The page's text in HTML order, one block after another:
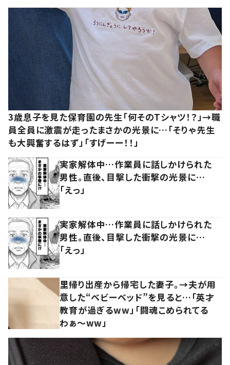
3歳息子を見た保育園の先生「何そのTシャツ！？」→職
員全員に激震が走ったまさかの光景に…「そりゃ先生
も大興奮するはず」「すげーー！！」
実家解体中…作業員に話しかけられた
男性。直後、目撃した衝撃の光景に…
「えっ」
実家解体中…作業員に話しかけられた
男性。直後、目撃した衝撃の光景に…
「えっ」
里帰り出産から帰宅した妻子。→夫が用
意した“ベビーベッド”を見ると…「英才
教育が過ぎるww」「闘魂こめられてる
わぁ～ww」